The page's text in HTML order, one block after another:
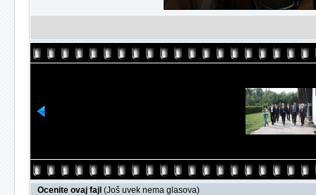
Ocenite ovaj fajl (Još uvek nema glasova)